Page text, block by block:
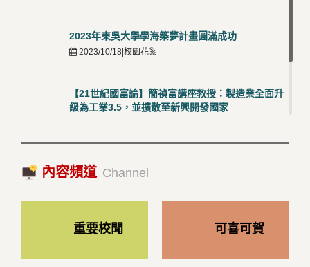
2023年東吳大學學海築夢計畫圓滿成功
2023/10/18|校園花絮
【21世紀國富論】簡禎富講座教授：製造業全面升
級為工業3.5，並擴散至新興開發國家
2023/10/18|推薦閱讀
內容頻道 Channel
重要校聞 可喜可賀